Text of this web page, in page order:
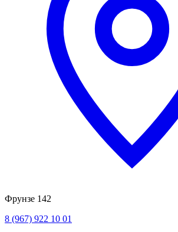
Фрунзе 142
8 (967) 922 10 01